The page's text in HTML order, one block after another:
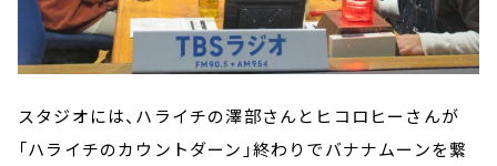
スタジオには、ハライチの澤部さんとヒコロヒーさんが
「ハライチのカウントダーン」終わりでバナナムーンを繋